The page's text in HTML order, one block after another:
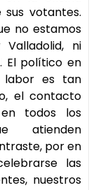
votantes.
no estamos
ni
El político en
labor es tan
el contacto
todos los
atienden
por en
las
nuestros